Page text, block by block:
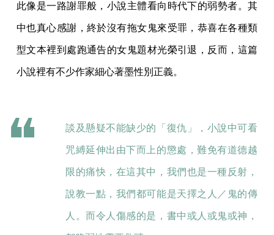
此像是一路謝罪般，小說主體看向時代下的弱勢者。其
中也真心感謝，終於沒有拖女鬼來受罪，恭喜在各種類
型文本裡到處跑通告的女鬼題材光榮引退，反而，這篇
小說裡有不少作家細心著墨性別正義。
談及懸疑不能缺少的「復仇」，小說中可看
咒縛延伸出由下而上的懲處，難免有道德越
限的痛快，在這其中，我們也是一種反射，
說教一點，我們都可能是天擇之人／鬼的傳
人。而令人傷感的是，書中或人或鬼或神，